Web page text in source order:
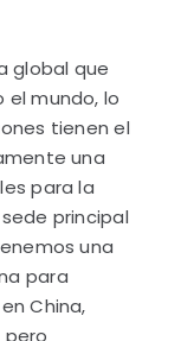
global que
mundo, lo
tienen el
una
para la
principal
una
para
China,
pero